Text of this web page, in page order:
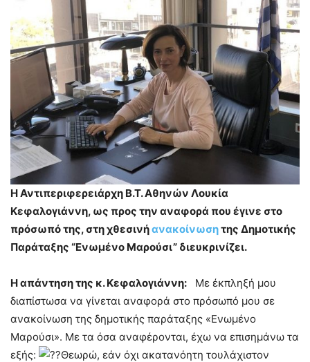
Η Αντιπεριφερειάρχη Β.Τ. Αθηνών Λουκία
Κεφαλογιάννη, ως προς την αναφορά που έγινε στο
πρόσωπό της, στη χθεσινήανακοίνωσητης Δημοτικής
Παράταξης “Ενωμένο Μαρούσι” διευκρινίζει.
Η απάντηση της κ. Κεφαλογιάννη: Με έκπληξή μου
διαπίστωσα να γίνεται αναφορά στο πρόσωπό μου σε
ανακοίνωση της δημοτικής παράταξης «Ενωμένο
Μαρούσι». Με τα όσα αναφέρονται, έχω να επισημάνω τα
εξής:
Θεωρώ, εάν όχι ακατανόητη τουλάχιστον